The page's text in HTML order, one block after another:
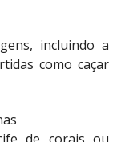
incluindo a
como caçar